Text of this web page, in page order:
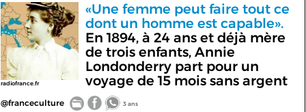
radiofrance.fr
«Une femme peut faire tout ce
dont un homme est capable».
En 1894, à 24 ans et déjà mère
de trois enfants, Annie
Londonderry part pour un
voyage de 15 mois sans argent
@franceculture 3 ans